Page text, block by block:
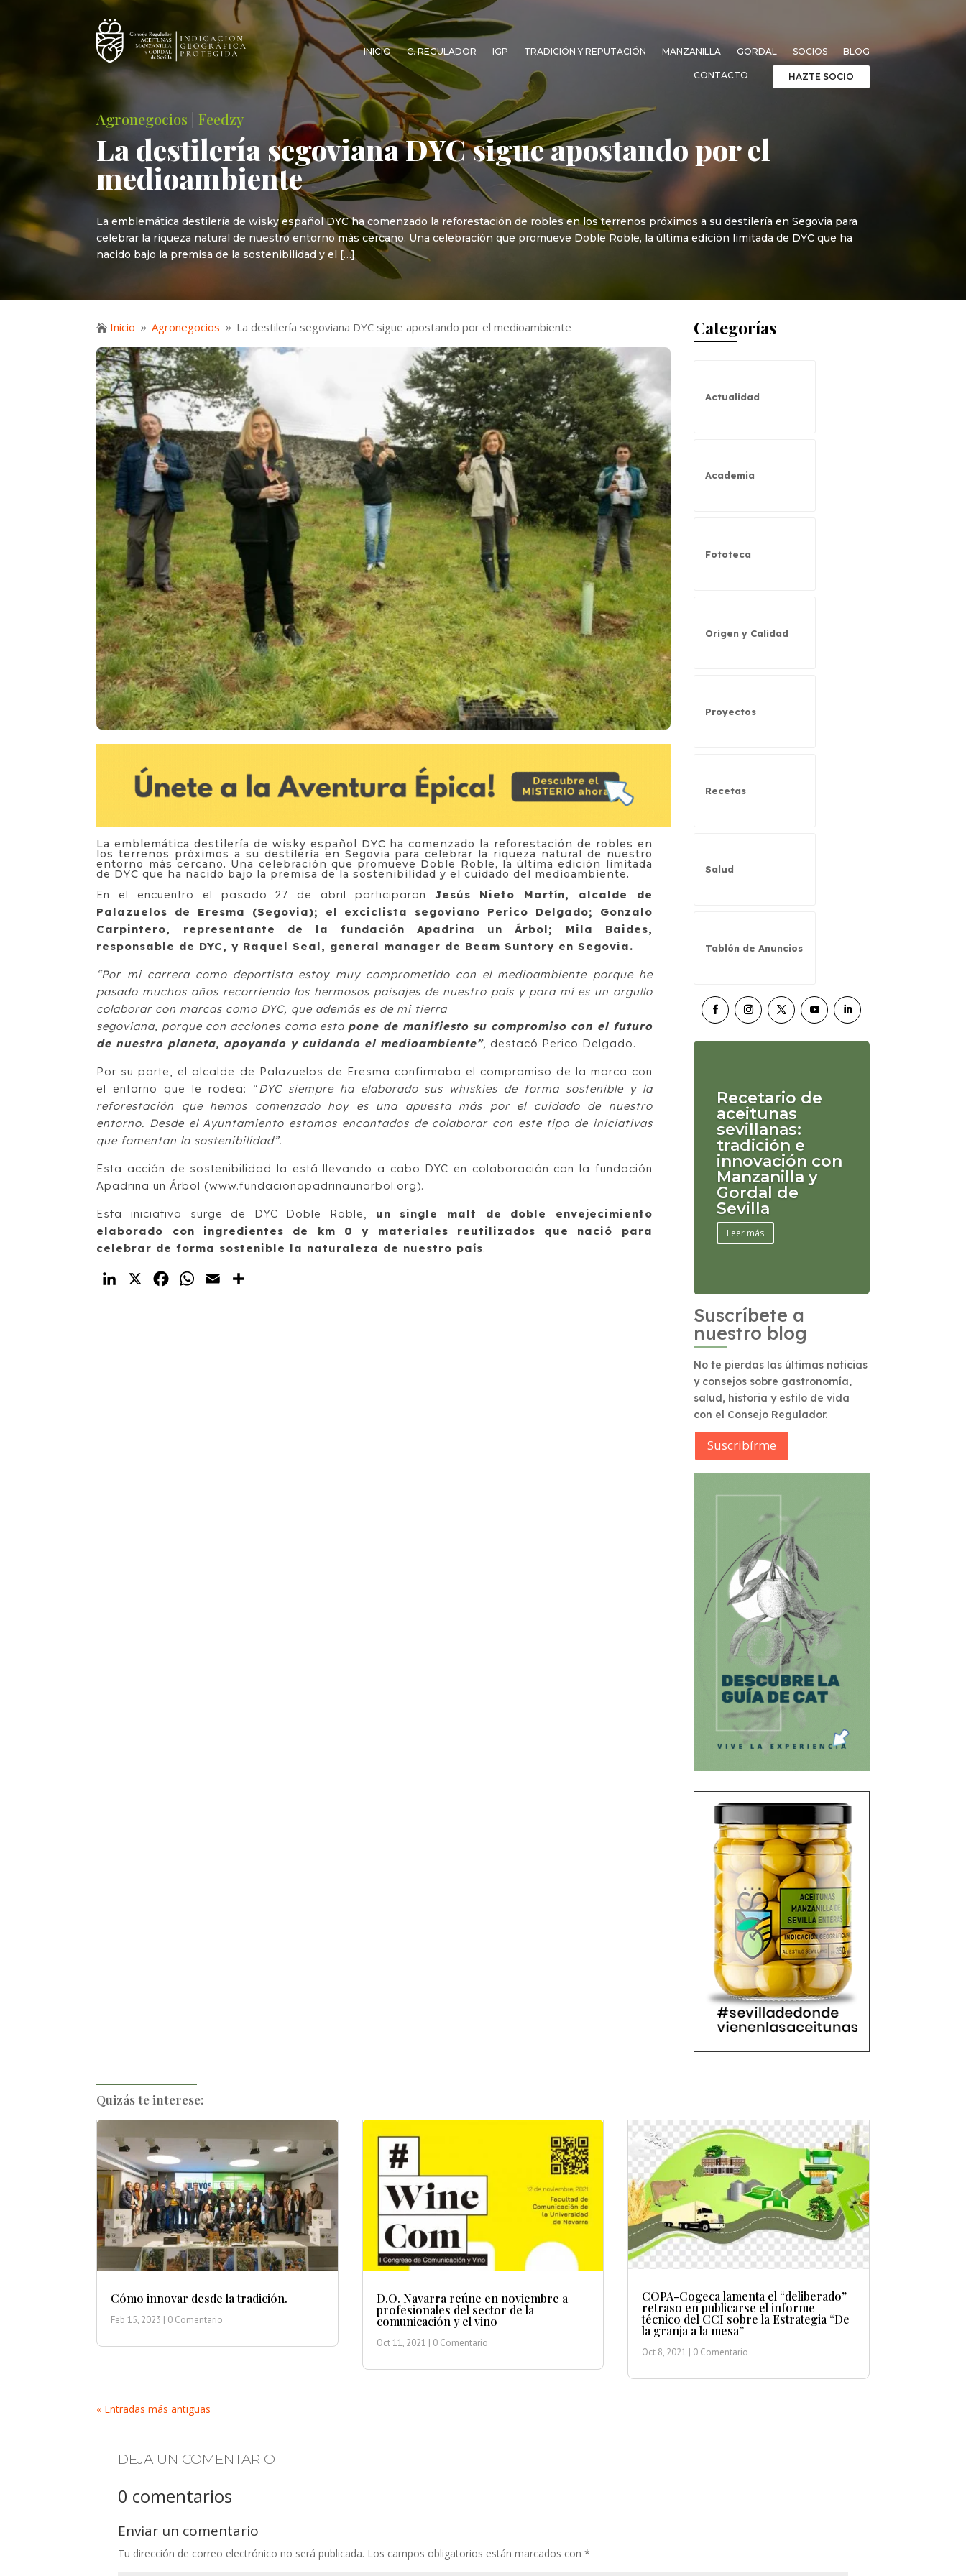
INICIO C. REGULADOR IGP TRADICIÓN Y REPUTACIÓN MANZANILLA GORDAL SOCIOS BLOG
CONTACTO HAZTE SOCIO
Agronegocios |Feedzy
La destilería segoviana DYC sigue apostando por el
medioambiente
La emblemática destilería de wisky español DYC ha comenzado la reforestación de robles en los terrenos próximos a su destilería en Segovia para
celebrar la riqueza natural de nuestro entorno más cercano. Una celebración que promueve Doble Roble, la última edición limitada de DYC que ha
nacido bajo la premisa de la sostenibilidad y el […]
 Inicio 9 Agronegocios 9 La destilería segoviana DYC sigue apostando por el medioambiente
La emblemática destilería de wisky español DYC ha comenzado la reforestación de robles en
los terrenos próximos a su destilería en Segovia para celebrar la riqueza natural de nuestro
entorno más cercano. Una celebración que promueve Doble Roble, la última edición limitada
de DYC que ha nacido bajo la premisa de la sostenibilidad y el cuidado del medioambiente.
En el encuentro el pasado 27 de abril participaron Jesús Nieto Martín, alcalde de
Palazuelos de Eresma (Segovia); el exciclista segoviano Perico Delgado; Gonzalo
Carpintero, representante de la fundación Apadrina un Árbol; Mila Baides,
responsable de DYC, y Raquel Seal, general manager de Beam Suntory en Segovia.
“Por mi carrera como deportista estoy muy comprometido con el medioambiente porque he
pasado muchos años recorriendo los hermosos paisajes de nuestro país y para mí es un orgullo
colaborar con marcas como DYC, que además es de mi tierra
segoviana, porque con acciones como esta pone de manifiesto su compromiso con el futuro
de nuestro planeta, apoyando y cuidando el medioambiente”, destacó Perico Delgado.
Por su parte, el alcalde de Palazuelos de Eresma confirmaba el compromiso de la marca con
el entorno que le rodea: “ DYC siempre ha elaborado sus whiskies de forma sostenible y la
reforestación que hemos comenzado hoy es una apuesta más por el cuidado de nuestro
entorno. Desde el Ayuntamiento estamos encantados de colaborar con este tipo de iniciativas
que fomentan la sostenibilidad”.
Esta acción de sostenibilidad la está llevando a cabo DYC en colaboración con la fundación
Apadrina un Árbol (www.fundacionapadrinaunarbol.org).
Esta iniciativa surge de DYC Doble Roble, un single malt de doble envejecimiento
elaborado con ingredientes de km 0 y materiales reutilizados que nació para
celebrar de forma sostenible la naturaleza de nuestro país.
LinkedIn
X FacebookWhatsApp
Email
Categorías
Actualidad
Academia
Fototeca
Origen y Calidad
Proyectos
Recetas
Salud
Tablón de Anuncios
Recetario de
aceitunas
sevillanas:
tradición e
innovación con
Manzanilla y
Gordal de
Sevilla
Leer más
Suscríbete a
nuestro blog
No te pierdas las últimas noticias
y consejos sobre gastronomía,
salud, historia y estilo de vida
con el Consejo Regulador.
Suscribírme
Quizás te interese:
Cómo innovar desde la tradición.
Feb 15, 2023 | 0 Comentario
D.O. Navarra reúne en noviembre a
profesionales del sector de la
comunicación y el vino
Oct 11, 2021 | 0 Comentario
COPA-Cogeca lamenta el “deliberado”
retraso en publicarse el informe
técnico del CCI sobre la Estrategia “De
la granja a la mesa”
Oct 8, 2021 | 0 Comentario
« Entradas más antiguas
DEJA UN COMENTARIO
0 comentarios
Enviar un comentario
Tu dirección de correo electrónico no será publicada. Los campos obligatorios están marcados con*